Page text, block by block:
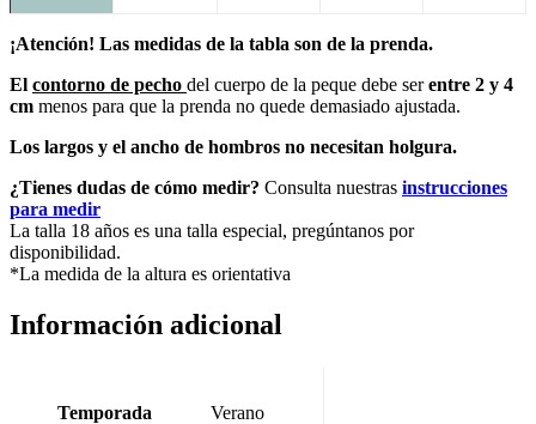
¡Atención! Las medidas de la tabla son de la prenda.
El contorno de pecho del cuerpo de la peque debe serentre 2 y 4
cm menos para que la prenda no quede demasiado ajustada.
Los largos y el ancho de hombros no necesitan holgura.
¿Tienes dudas de cómo medir? Consulta nuestras instrucciones
para medir
La talla 18 años es una talla especial, pregúntanos por
disponibilidad.
*La medida de la altura es orientativa
Información adicional
Temporada Verano